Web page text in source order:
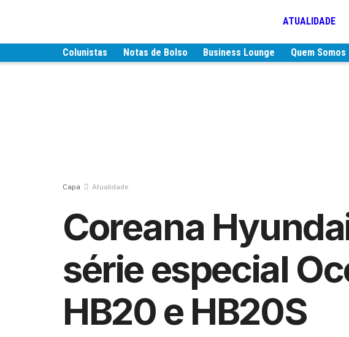
ATUALIDADE
Colunistas Notas de Bolso Business Lounge Quem Somos
Capa Atualidade
Coreana
série especial
HB20 e HB20S